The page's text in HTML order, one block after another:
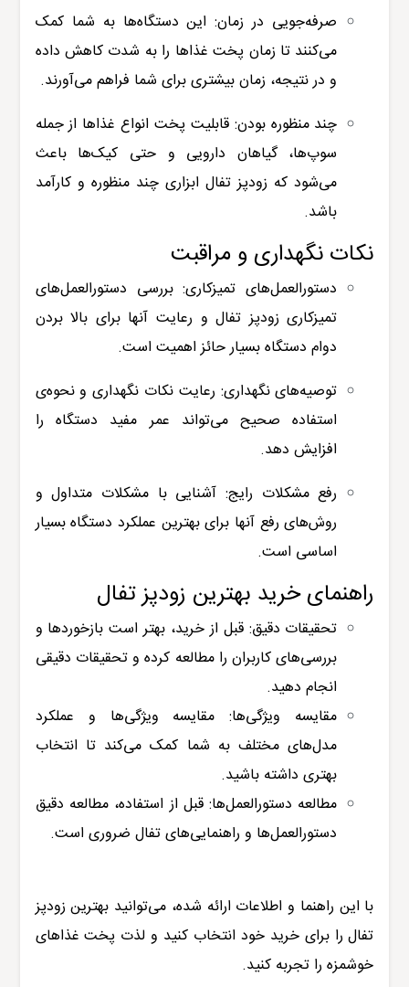
صرفه‌جویی در زمان: این دستگاه‌ها به شما کمک
می‌کنند تا زمان پخت غذاها را به شدت کاهش داده
و در نتیجه، زمان بیشتری برای شما فراهم می‌آورند.
چند منظوره بودن: قابلیت پخت انواع غذاها از جمله
سوپ‌ها، گیاهان دارویی و حتی کیک‌ها باعث
می‌شود که زودپز تفال ابزاری چند منظوره و کارآمد
باشد.
نکات نگهداری و مراقبت
دستورالعمل‌های تمیزکاری: بررسی دستورالعمل‌های
تمیزکاری زودپز تفال و رعایت آنها برای بالا بردن
دوام دستگاه بسیار حائز اهمیت است.
توصیه‌های نگهداری: رعایت نکات نگهداری و نحوه‌ی
استفاده صحیح می‌تواند عمر مفید دستگاه را
افزایش دهد.
رفع مشکلات رایج: آشنایی با مشکلات متداول و
روش‌های رفع آنها برای بهترین عملکرد دستگاه بسیار
اساسی است.
راهنمای خرید بهترین زودپز تفال
تحقیقات دقیق: قبل از خرید، بهتر است بازخوردها و
بررسی‌های کاربران را مطالعه کرده و تحقیقات دقیقی
انجام دهید.
مقایسه ویژگی‌ها: مقایسه ویژگی‌ها و عملکرد
مدل‌های مختلف به شما کمک می‌کند تا انتخاب
بهتری داشته باشید.
مطالعه دستورالعمل‌ها: قبل از استفاده، مطالعه دقیق
دستورالعمل‌ها و راهنمایی‌های تفال ضروری است.
با این راهنما و اطلاعات ارائه شده، می‌توانید بهترین زودپز
تفال را برای خرید خود انتخاب کنید و لذت پخت غذاهای
خوشمزه را تجربه کنید.